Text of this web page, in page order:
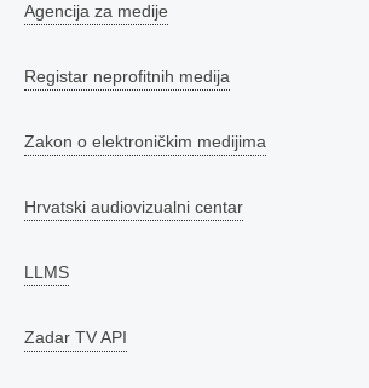
Agencija za medije
Registar neprofitnih medija
Zakon o elektroničkim medijima
Hrvatski audiovizualni centar
LLMS
Zadar TV API